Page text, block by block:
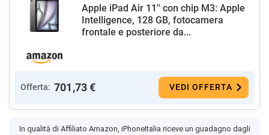
Apple iPad Air 11'' con chip M3: Apple
Intelligence, 128 GB, fotocamera
frontale e posteriore da...
Offerta: 701,73 € VEDI OFFERTA
In qualità di Affiliato Amazon, iPhoneItalia riceve un guadagno dagli